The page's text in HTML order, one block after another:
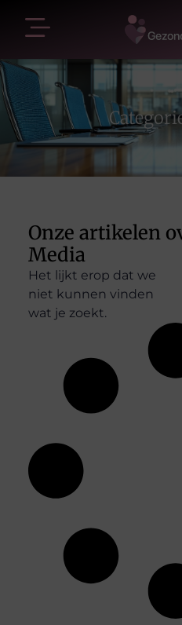
Onze artikelen
Media
Het lijkt erop dat we
niet kunnen vinden
wat je zoekt.